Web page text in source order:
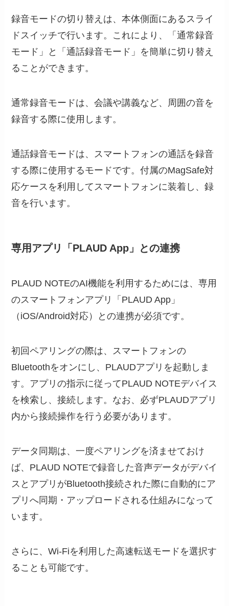
録音モードの切り替えは、本体側面にあるスライ
ドスイッチで行います。これにより、「通常録音
モード」と「通話録音モード」を簡単に切り替え
ることができます。
通常録音モードは、会議や講義など、周囲の音を
録音する際に使用します。
通話録音モードは、スマートフォンの通話を録音
する際に使用するモードです。付属のMagSafe対
応ケースを利用してスマートフォンに装着し、録
音を行います。
専用アプリ「PLAUD App」との連携
PLAUD NOTEのAI機能を利用するためには、専用
のスマートフォンアプリ「PLAUD App」
（iOS/Android対応）との連携が必須です。
初回ペアリングの際は、スマートフォンの
Bluetoothをオンにし、PLAUDアプリを起動しま
す。アプリの指示に従ってPLAUD NOTEデバイス
を検索し、接続します。なお、必ずPLAUDアプリ
内から接続操作を行う必要があります。
データ同期は、一度ペアリングを済ませておけ
ば、PLAUD NOTEで録音した音声データがデバイ
スとアプリがBluetooth接続された際に自動的にア
プリへ同期・アップロードされる仕組みになって
います。
さらに、Wi-Fiを利用した高速転送モードを選択す
ることも可能です。